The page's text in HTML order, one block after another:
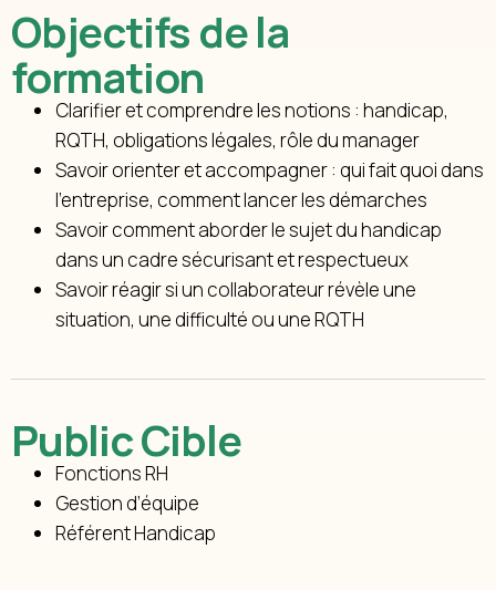
Objectifs de la
formation
Clarifier et comprendre les notions : handicap,
RQTH, obligations légales, rôle du manager
Savoir orienter et accompagner : qui fait quoi dans
l’entreprise, comment lancer les démarches
Savoir comment aborder le sujet du handicap
dans un cadre sécurisant et respectueux
Savoir réagir si un collaborateur révèle une
situation, une difficulté ou une RQTH
Public Cible
Fonctions RH
Gestion d’équipe
Référent Handicap